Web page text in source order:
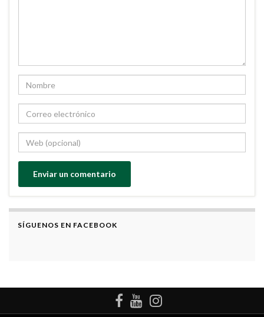
SÍGUENOS EN FACEBOOK